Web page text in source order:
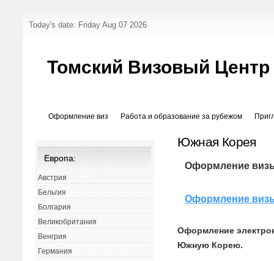
Today's date: Friday Aug 07 2026
Томский Визовый Центр
Оформление виз Работа и образование за рубежом
Южная Корея
Оформление
Оформление
Оформление
Южную Корею.
Европа:
Австрия
Бельгия
Болгария
Великобритания
Венгрия
Германия